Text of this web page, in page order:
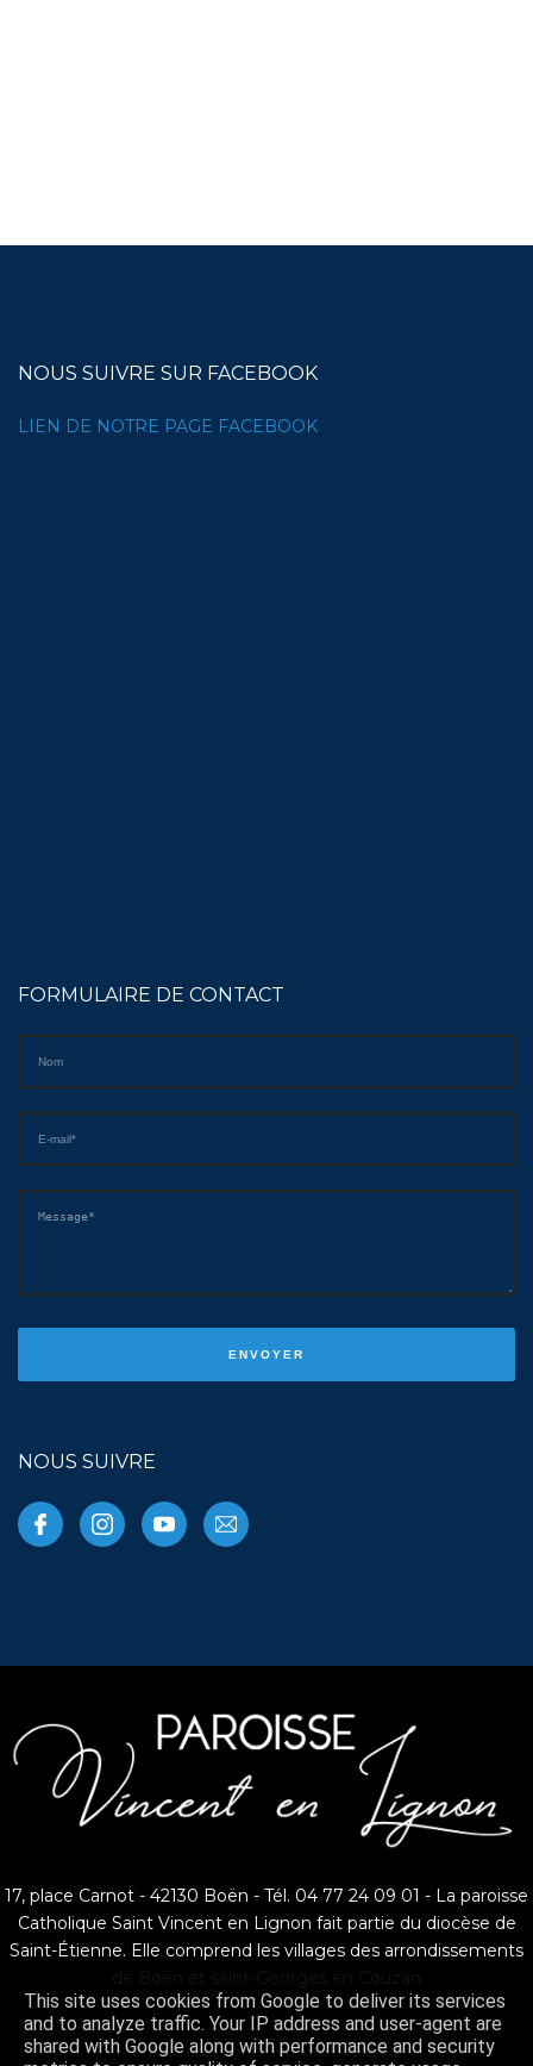
NOUS SUIVRE SUR FACEBOOK
LIEN DE NOTRE PAGE FACEBOOK
FORMULAIRE DE CONTACT
NOUS SUIVRE
17, place Carnot - 42130 Boën - Tél. 04 77 24 09 01 - La paroisse
Catholique Saint Vincent en Lignon fait partie du diocèse de
Saint-Étienne. Elle comprend les villages des arrondissements
© 2025 Copyrights. Tous droits réservés.
This site uses cookies from Google to deliver its services
and to analyze traffic. Your IP address and user-agent are
shared with Google along with performance and security